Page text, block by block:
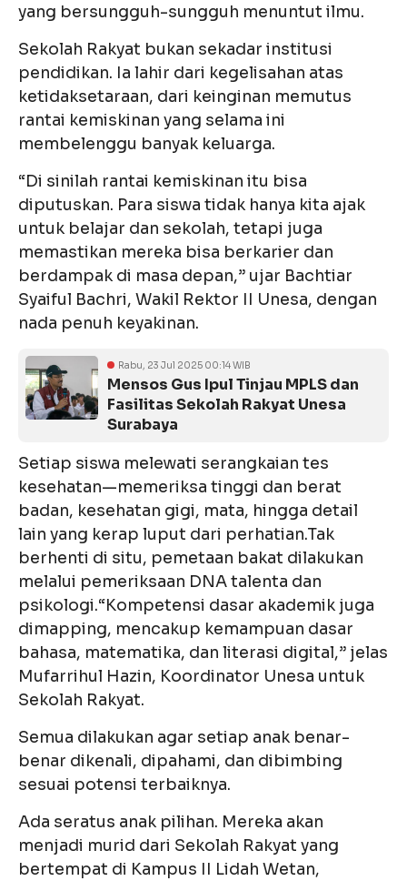
yang bersungguh-sungguh menuntut ilmu.
Sekolah Rakyat bukan sekadar institusi
pendidikan. Ia lahir dari kegelisahan atas
ketidaksetaraan, dari keinginan memutus
rantai kemiskinan yang selama ini
membelenggu banyak keluarga.
“Di sinilah rantai kemiskinan itu bisa
diputuskan. Para siswa tidak hanya kita ajak
untuk belajar dan sekolah, tetapi juga
memastikan mereka bisa berkarier dan
berdampak di masa depan,” ujar Bachtiar
Syaiful Bachri, Wakil Rektor II Unesa, dengan
nada penuh keyakinan.
Rabu, 23 Jul 2025 00:14 WIB
Mensos Gus Ipul Tinjau MPLS dan
Fasilitas Sekolah Rakyat Unesa
Surabaya
Setiap siswa melewati serangkaian tes
kesehatan—memeriksa tinggi dan berat
badan, kesehatan gigi, mata, hingga detail
lain yang kerap luput dari perhatian.Tak
berhenti di situ, pemetaan bakat dilakukan
melalui pemeriksaan DNA talenta dan
psikologi.“Kompetensi dasar akademik juga
dimapping, mencakup kemampuan dasar
bahasa, matematika, dan literasi digital,” jelas
Mufarrihul Hazin, Koordinator Unesa untuk
Sekolah Rakyat.
Semua dilakukan agar setiap anak benar-
benar dikenali, dipahami, dan dibimbing
sesuai potensi terbaiknya.
Ada seratus anak pilihan. Mereka akan
menjadi murid dari Sekolah Rakyat yang
bertempat di Kampus II Lidah Wetan,